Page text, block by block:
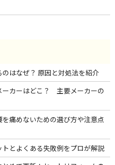
はなぜ？ 原因と対処法を紹介
ーカーはどこ？ 主要メーカーの
痛めないための選び方や注意点
とよくある失敗例をプロが解説